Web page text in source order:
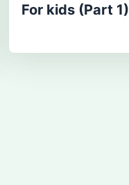
For kids (Part 1)